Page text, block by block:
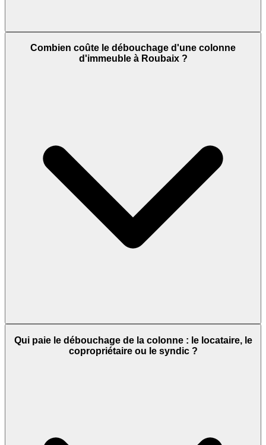
Combien coûte le débouchage d'une colonne
d'immeuble à Roubaix ?
Qui paie le débouchage de la colonne : le locataire, le
copropriétaire ou le syndic ?